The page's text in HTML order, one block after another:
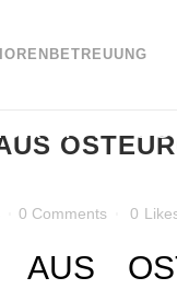
–
0 Comments 0
AUS